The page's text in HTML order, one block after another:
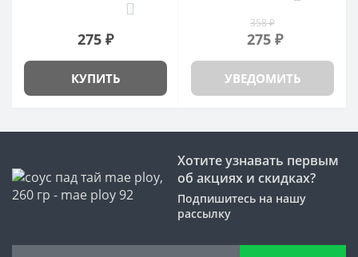
275 ₽
КУПИТЬ
358 ₽
275 ₽
УВЕДОМИТЬ
Хотите узнавать первым
об акциях и скидках?
Подпишитесь на нашу
рассылку